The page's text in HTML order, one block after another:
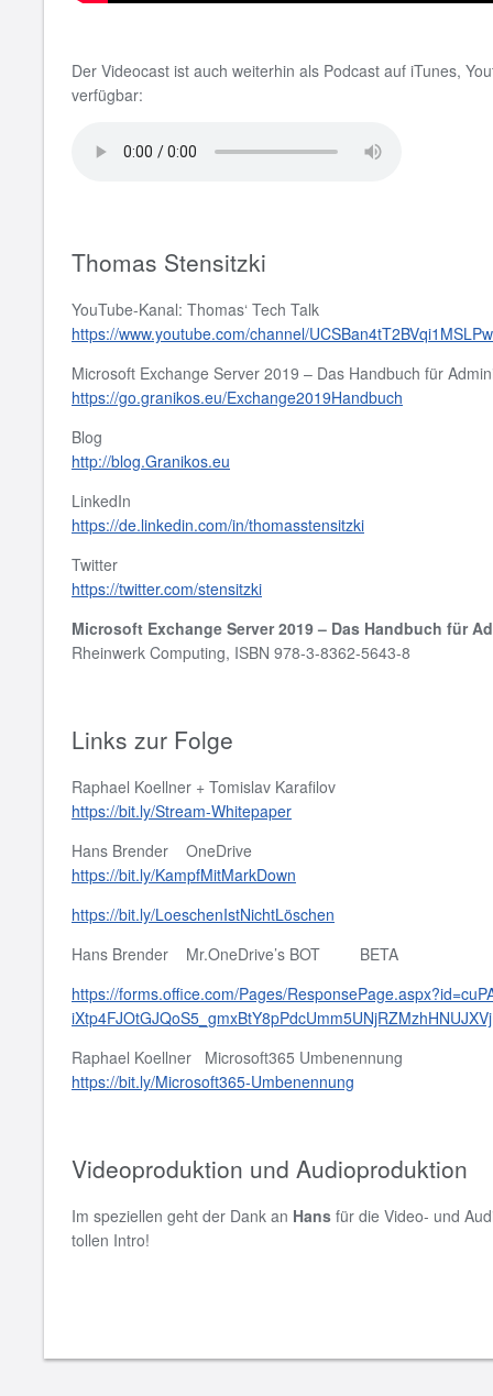
Der Videocast ist auch weiterhin als Podcast auf iTunes,
verfügbar:
Thomas Stensitzki
YouTube-Kanal: Thomas‘ Tech Talk
https://www.youtube.com/channel/
Microsoft Exchange Server 2019 – Das Handbuch für
https://go.granikos.eu/Exchange2019Handbuch
Blog
http://blog.Granikos.eu
LinkedIn
https://de.linkedin.com/in/thomasstensitzki
Twitter
https://twitter.com/stensitzki
Microsoft Exchange Server 2019 – Das Handbuch für
Rheinwerk Computing, ISBN 978-3-8362-5643-8
Links zur Folge
Raphael Koellner + Tomislav Karafilov
https://bit.ly/Stream-Whitepaper
Hans Brender OneDrive
https://bit.ly/KampfMitMarkDown
https://bit.ly/LoeschenIstNichtLöschen
Hans Brender Mr.OneDrive’s BOT BETA
https://forms.office.com/Pages/
Raphael Koellner Microsoft365 Umbenennung
https://bit.ly/Microsoft365-Umbenennung
Videoproduktion und Audioproduktion
Im speziellen geht der Dank an Hans für die Video- und
tollen Intro!